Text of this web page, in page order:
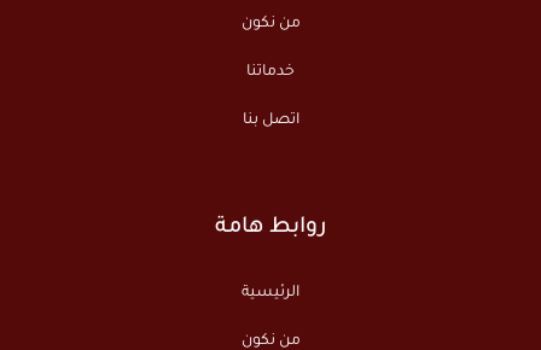
من نكون
خدماتنا
اتصل بنا
روابط هامة
الرئيسية
من نكون